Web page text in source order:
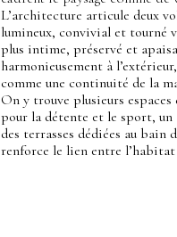
L’architecture articule deux
lumineux, convivial et tourné
plus intime, préservé et
harmonieusement à
comme une continuité de la
On y trouve plusieurs
pour la détente et le sport,
des terrasses dédiées au bain
renforce le lien entre